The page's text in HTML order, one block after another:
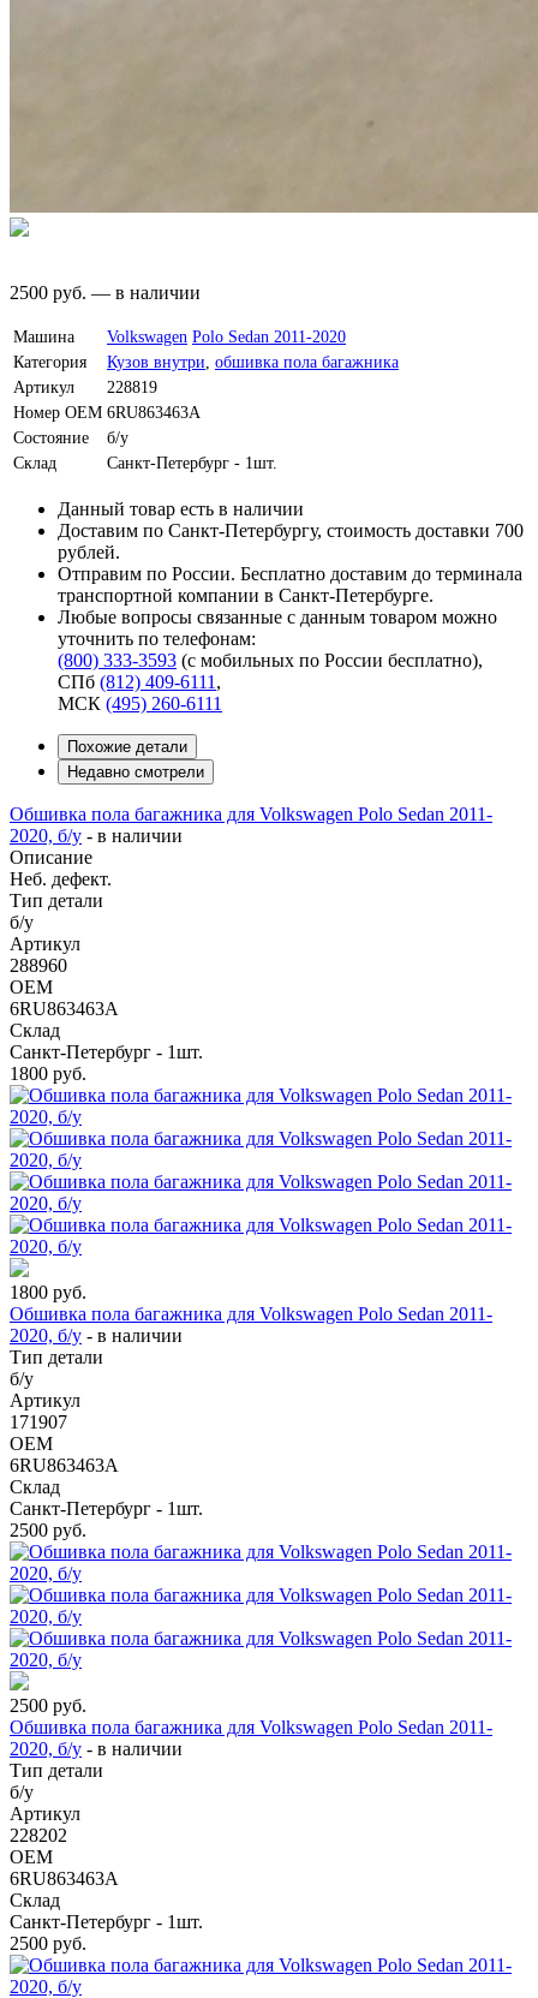
2500 руб. — в наличии
Машина Volkswagen Polo Sedan 2011-2020
Категория
Кузов внутри обшивка пола багажника
Артикул
228819
Номер OEM 6RU863463A
Состояние
б/у
Склад
Санкт-Петербург - 1шт.
Данный товар есть в наличии
Доставим по Санкт-Петербургу, стоимость доставки 700
рублей.
Отправим по России. Бесплатно доставим до терминала
транспортной компании в Санкт-Петербурге.
Любые вопросы связанные с данным товаром можно
уточнить по телефонам:
(800) 333-3593 (с мобильных по России бесплатно),
СПб (812) 409-6111 ,
МСК (495) 260-6111
Похожие детали
Недавно смотрели
Обшивка пола багажника для Volkswagen Polo Sedan 2011-
2020, б/у - в наличии
Описание
Неб. дефект.
Тип детали
б/у
Артикул
288960
OEM
6RU863463A
Склад
Санкт-Петербург - 1шт.
1800 руб.
1800 руб.
Обшивка пола багажника для Volkswagen Polo Sedan 2011-
2020, б/у - в наличии
Тип детали
б/у
Артикул
171907
OEM
6RU863463A
Склад
Санкт-Петербург - 1шт.
2500 руб.
2500 руб.
Обшивка пола багажника для Volkswagen Polo Sedan 2011-
2020, б/у - в наличии
Тип детали
б/у
Артикул
228202
OEM
6RU863463A
Склад
Санкт-Петербург - 1шт.
2500 руб.